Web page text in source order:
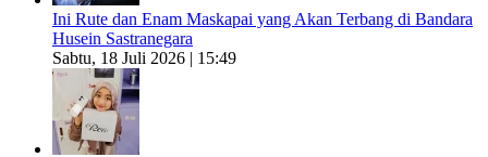
Ini Rute dan Enam Maskapai yang Akan Terbang di Bandara
Husein Sastranegara
Sabtu, 18 Juli 2026 | 15:49